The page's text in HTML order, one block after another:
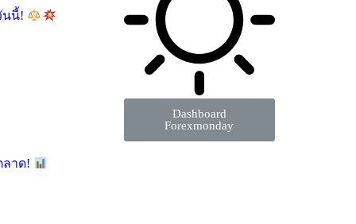
นนี้!
ลาด!
Dashboard
Forexmonday